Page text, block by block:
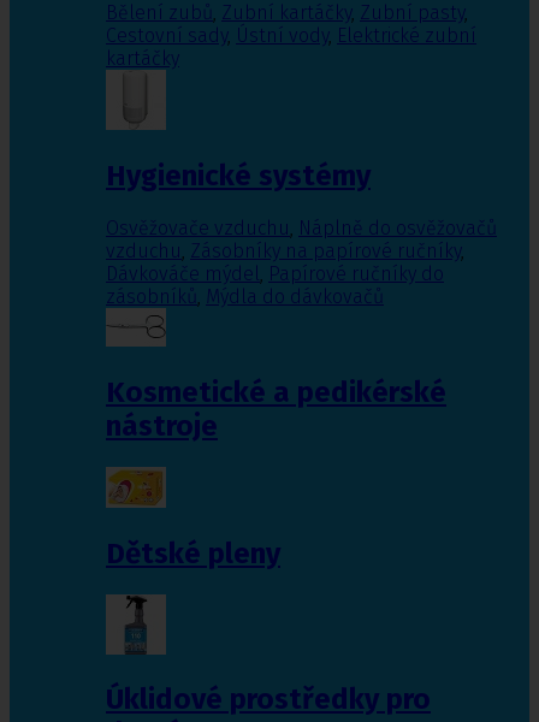
Bělení zubů, Zubní kartáčky, Zubní pasty,
Cestovní sady, Ústní vody, Elektrické zubní
kartáčky
Hygienické systémy
Osvěžovače vzduchu, Náplně do osvěžovačů
vzduchu, Zásobníky na papírové ručníky,
Dávkováče mýdel, Papírové ručníky do
zásobníků, Mýdla do dávkovačů
Kosmetické a pedikérské
nástroje
Dětské pleny
Úklidové prostředky pro